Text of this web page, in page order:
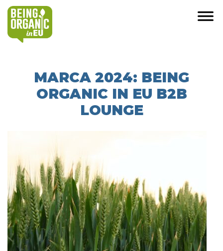
MARCA 2024: BEING
ORGANIC IN EU B2B
LOUNGE